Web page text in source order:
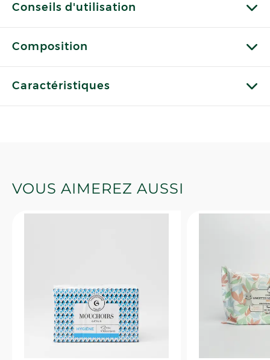
Conseils d'utilisation
Composition
Caractéristiques
VOUS AIMEREZ AUSSI